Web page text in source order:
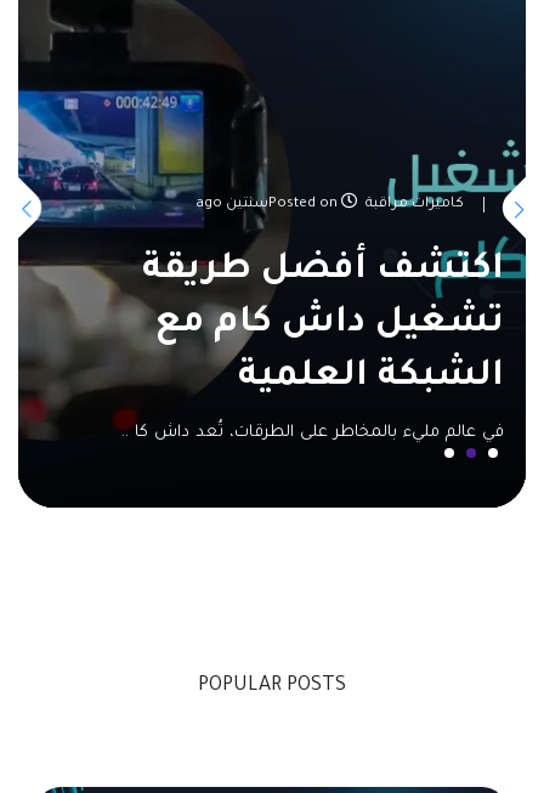
كاميرات مراقبة Posted onسنتين ago
اكتشف أفضل طريقة
تشغيل داش كام مع
الشبكة العلمية
في عالم مليء بالمخاطر على الطرقات، تُعد داش كا ..
POPULAR POSTS